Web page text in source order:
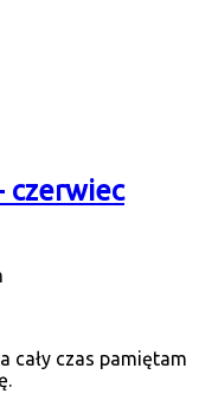
czerwiec
cały czas pamiętam